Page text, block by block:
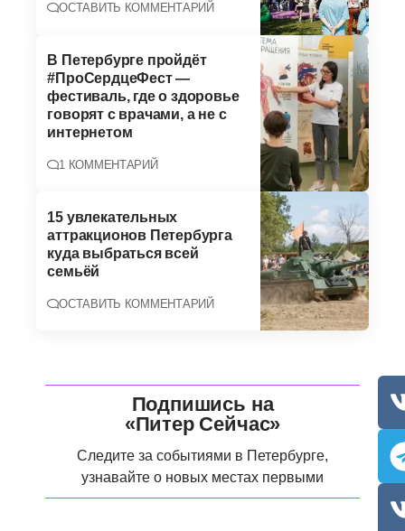
ОСТАВИТЬ КОММЕНТАРИЙ
В Петербурге пройдёт
#ПроСердцеФест —
фестиваль, где о здоровье
говорят с врачами, а не с
интернетом
1 КОММЕНТАРИЙ
15 увлекательных
аттракционов Петербурга
куда выбраться всей
семьёй
ОСТАВИТЬ КОММЕНТАРИЙ
Подпишись на
«Питер Сейчас»
Следите за событиями в Петербурге,
узнавайте о новых местах первыми